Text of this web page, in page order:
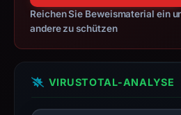
since
This
summarizes
Reichen Sie Beweismaterial ein
andere zu schützen
VIRUSTOTAL-ANALYSE